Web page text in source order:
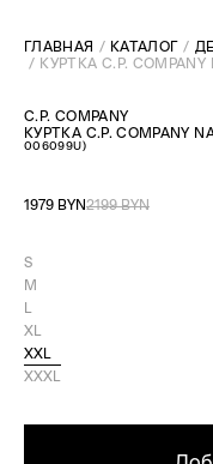
ГЛАВНАЯ КАТАЛОГ
КУРТКА C.P. COMPANY
C.P. COMPANY
КУРТКА C.P. COMPANY
006099U)
1979 BYN2199 BYN
S
M
XL
XXL
XXXL